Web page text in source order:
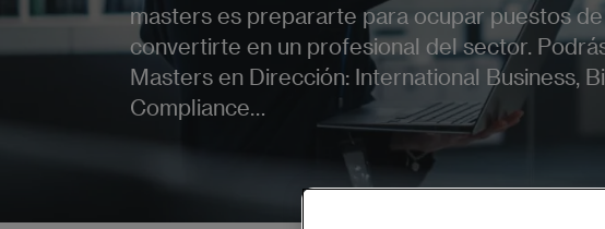
masters es prepararte para ocupar puestos
convertirte en un profesional del sector.
Masters en Dirección: International Business,
Compliance…